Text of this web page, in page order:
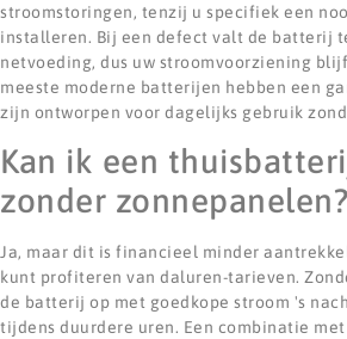
stroomstoringen, tenzij u specifiek een
installeren. Bij een defect valt de batterij
netvoeding, dus uw stroomvoorziening
meeste moderne batterijen hebben een
zijn ontworpen voor dagelijks gebruik
Kan ik een
zonder zonnepanelen?
Ja, maar dit is financieel minder
kunt profiteren van daluren-tarieven.
de batterij op met goedkope stroom 's
tijdens duurdere uren. Een combinatie